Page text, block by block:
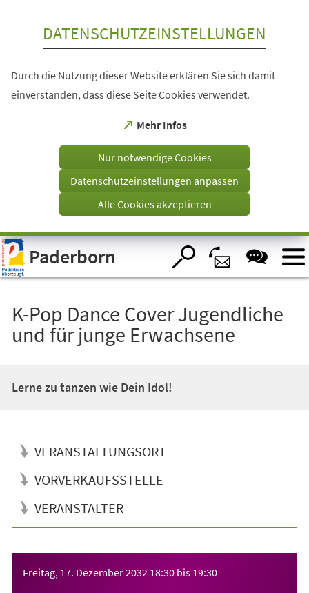
Visuelle
Assistenzsoftware
öffnen.
DATENSCHUTZEINSTELLUNGEN
Durch die Nutzung dieser Website erklären Sie sich damit
einverstanden, dass diese Seite Cookies verwendet.
Mehr Infos
(Öffnet
einem
Tab)
Nur notwendige Cookies
Datenschutzeinstellungen anpassen
Alle Cookies akzeptieren
Paderborn
K-Pop Dance Cover Jugendliche
und für junge Erwachsene
Lerne zu tanzen wie Dein Idol!
VERANSTALTUNGSORT
VORVERKAUFSSTELLE
VERANSTALTER
Freitag, 17. Dezember 2032 18:30 bis 19:30